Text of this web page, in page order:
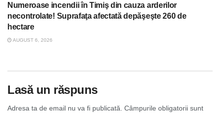
Numeroase incendii în Timiş din cauza arderilor
necontrolate! Suprafaţa afectată depăşeşte 260 de
hectare
AUGUST 6, 2026
Lasă un răspuns
Adresa ta de email nu va fi publicată. Câmpurile obligatorii sunt